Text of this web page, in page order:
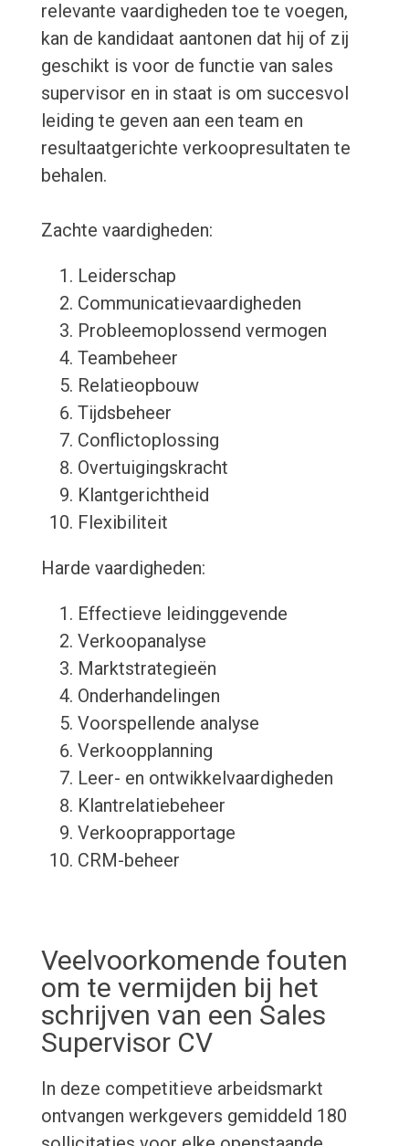
relevante vaardigheden toe te voegen,
kan de kandidaat aantonen dat hij of zij
geschikt is voor de functie van sales
supervisor en in staat is om succesvol
leiding te geven aan een team en
resultaatgerichte verkoopresultaten te
behalen.
Zachte vaardigheden:
Leiderschap
Communicatievaardigheden
Probleemoplossend vermogen
Teambeheer
Relatieopbouw
Tijdsbeheer
Conflictoplossing
Overtuigingskracht
Klantgerichtheid
Flexibiliteit
Harde vaardigheden:
Effectieve leidinggevende
Verkoopanalyse
Marktstrategieën
Onderhandelingen
Voorspellende analyse
Verkoopplanning
Leer- en ontwikkelvaardigheden
Klantrelatiebeheer
Verkooprapportage
CRM-beheer
Veelvoorkomende fouten
om te vermijden bij het
schrijven van een Sales
Supervisor CV
In deze competitieve arbeidsmarkt
ontvangen werkgevers gemiddeld 180